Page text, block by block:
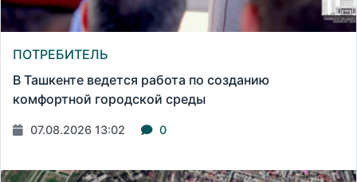
ПОТРЕБИТЕЛЬ
В Ташкенте ведется работа по созданию
комфортной городской среды
07.08.2026 13:02 0